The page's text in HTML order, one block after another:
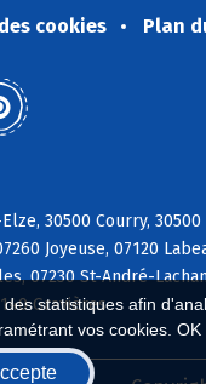
statistiques afin
vos cookies.
cookies Plan
30500 Courry,
Joyeuse, 07120
07230 St-André-
Gravières